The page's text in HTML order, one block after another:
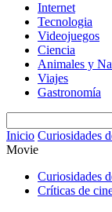
Internet
Tecnologia
Videojuegos
Ciencia
Animales y
Viajes
Gastronomía
Inicio Curiosidades
Movie
Curiosidades
Críticas de